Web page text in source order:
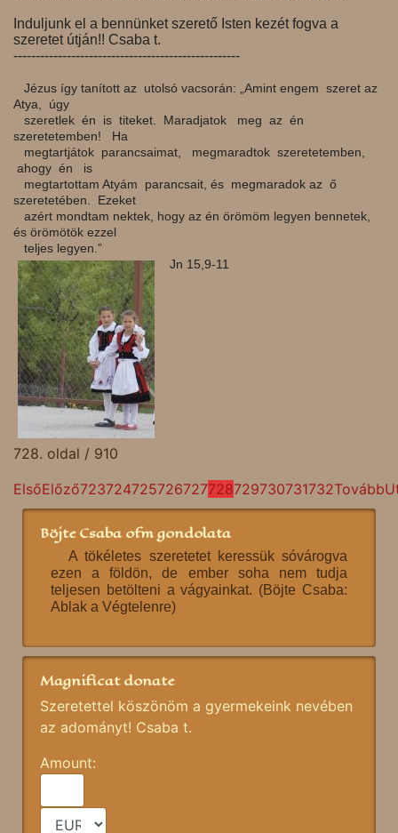
Induljunk el a bennünket szerető Isten kezét fogva a
szeretet útján!! Csaba t.
---------------------------------------------------
Jézus így tanított az utolsó vacsorán: „Amint engem szeret az
Atya, úgy
szeretlek én is titeket. Maradjatok meg az én
szeretetemben! Ha
megtartjátok parancsaimat, megmaradtok szeretetemben,
ahogy én is
megtartottam Atyám parancsait, és megmaradok az ő
szeretetében. Ezeket
azért mondtam nektek, hogy az én örömöm legyen bennetek,
és örömötök ezzel
teljes legyen.”
Jn 15,9-11
728. oldal / 910
ElsőElőző723724725726727728729730731732Tovább
Böjte Csaba ofm gondolata
A tökéletes szeretetet keressük sóvárogva
ezen a földön, de ember soha nem tudja
teljesen betölteni a vágyainkat. (Böjte Csaba:
Ablak a Végtelenre)
Magnificat donate
Szeretettel köszönöm a gyermekeink nevében
az adományt! Csaba t.
Amount: